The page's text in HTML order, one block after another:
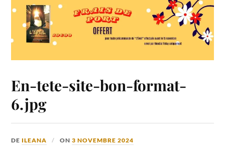
En-tete-site-bon-format-
6.jpg
DEILEANA ON3 NOVEMBRE 2024